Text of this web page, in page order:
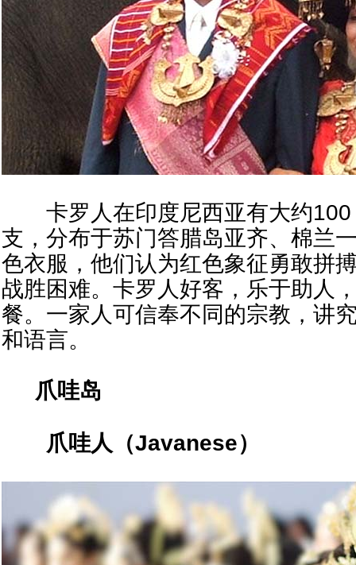
卡罗人在印度尼西亚有大约100
支，分布于苏门答腊岛亚齐、棉兰
色衣服，他们认为红色象征勇敢拼
战胜困难。卡罗人好客，乐于助人
餐。一家人可信奉不同的宗教，讲
和语言。
爪哇岛
爪哇人（Javanese）